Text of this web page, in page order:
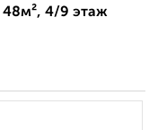
48м², 4/9 этаж